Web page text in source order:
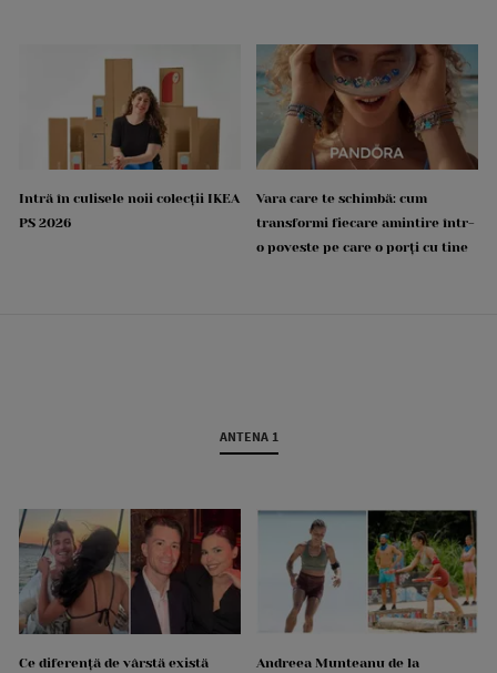
Intră în culisele noii colecții IKEA
PS 2026
Vara care te schimbă: cum
transformi fiecare amintire într-
o poveste pe care o porți cu tine
ANTENA 1
Ce diferență de vârstă există
Andreea Munteanu de la